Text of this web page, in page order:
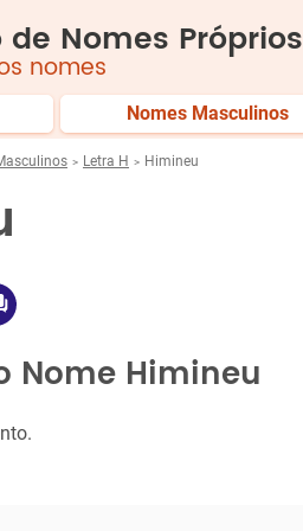
Nomes Próprios
nomes
Nomes Masculinos
Letra H Himineu
Nome Himineu